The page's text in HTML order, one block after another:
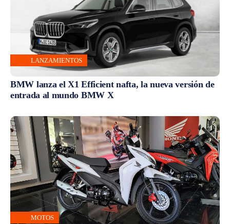
LANZAMIENTOS
BMW lanza el X1 Efficient nafta, la nueva versión de
entrada al mundo BMW X
MOTOS